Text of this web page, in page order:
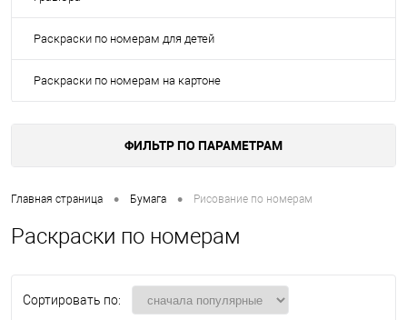
Раскраски по номерам для детей
Раскраски по номерам на картоне
ФИЛЬТР ПО ПАРАМЕТРАМ
Главная страница • Бумага • Рисование по номерам
Раскраски по номерам
Сортировать по: